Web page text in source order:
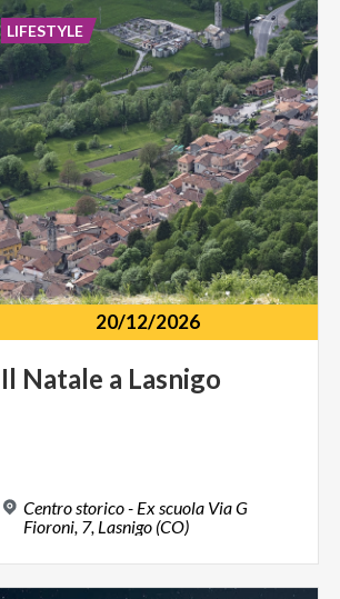
20/12/2026
Il Natale a Lasnigo
Centro storico - Ex scuola Via G
Fioroni, 7, Lasnigo (CO)
LIFESTYLE